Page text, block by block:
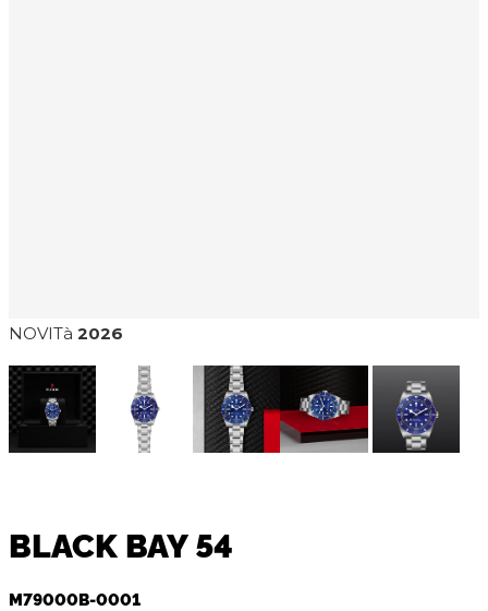
NOVITà 2026
BLACK BAY 54
M79000B-0001